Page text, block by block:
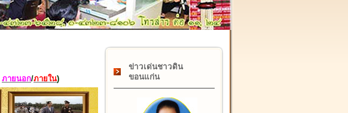
๑๗ กุมภาพันธ์ "วันคล้ายวันสถาปนากรมที่ดิน" ครบรอบ ๑๒๒
ภายนอก/ภายใน)
ข่าวเด่นชาวดิน
ขอนแก่น